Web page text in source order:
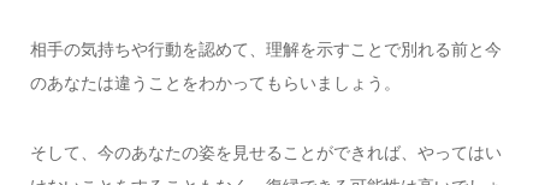
相手の気持ちや行動を認めて、理解を示すことで別れる前と今
のあなたは違うことをわかってもらいましょう。
そして、今のあなたの姿を見せることができれば、やってはい